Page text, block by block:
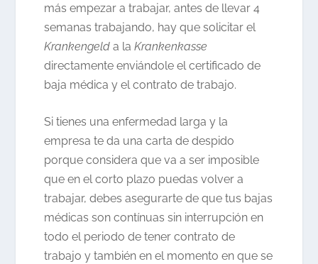
más empezar a trabajar, antes de llevar 4
semanas trabajando, hay que solicitar el
Krankengeld a laKrankenkasse
directamente enviándole el certificado de
baja médica y el contrato de trabajo.
Si tienes una enfermedad larga y la
empresa te da una carta de despido
porque considera que va a ser imposible
que en el corto plazo puedas volver a
trabajar, debes asegurarte de que tus bajas
médicas son contínuas sin interrupción en
todo el periodo de tener contrato de
trabajo y también en el momento en que se